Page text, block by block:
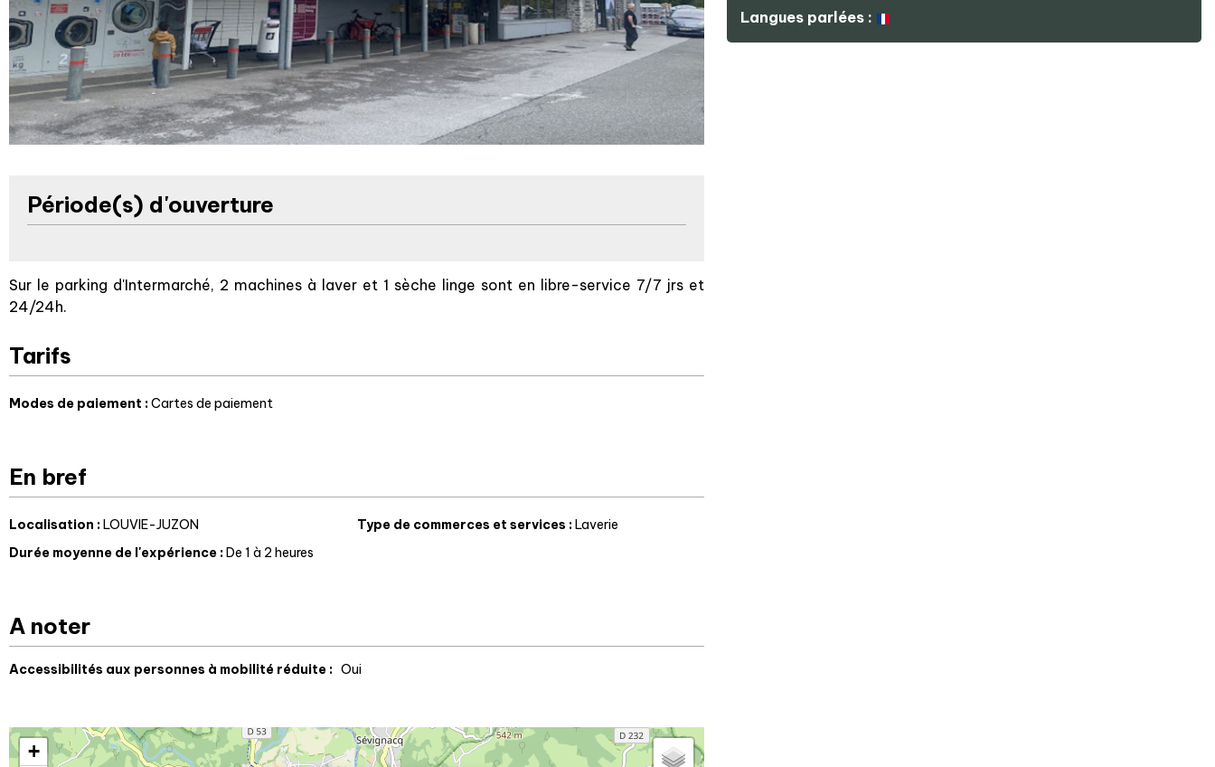
Langues parlées :
Période(s) d'ouverture
Sur le parking d'Intermarché, 2 machines à laver et 1 sèche linge sont en libre-service 7/7 jrs et
24/24h.
Tarifs
Modes de paiement :Cartes de paiement
En bref
Localisation :LOUVIE-JUZON Type de commerces et services :Laverie
Durée moyenne de l'expérience :De 1 à 2 heures
A noter
Accessibilités aux personnes à mobilité réduite : Oui
+